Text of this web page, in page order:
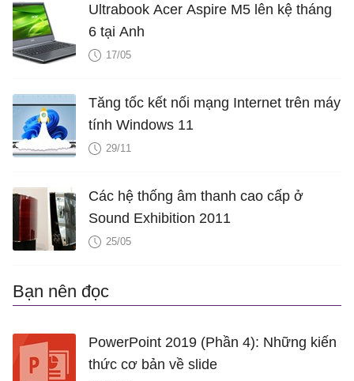
Ultrabook Acer Aspire M5 lên kệ tháng
6 tại Anh
17/05
Tăng tốc kết nối mạng Internet trên máy
tính Windows 11
29/11
Các hệ thống âm thanh cao cấp ở
Sound Exhibition 2011
25/05
Bạn nên đọc
PowerPoint 2019 (Phần 4): Những kiến
thức cơ bản về slide